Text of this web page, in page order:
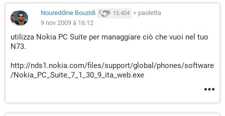
Noureddine Bouzidi 15.404 > paoletta
9 nov 2009 à 16:12
utilizza Nokia PC Suite per managgiare ciò che vuoi nel tuo
N73.
http://nds1.nokia.com/files/support/global/phones/software
/Nokia_PC_Suite_7_1_30_9_ita_web.exe